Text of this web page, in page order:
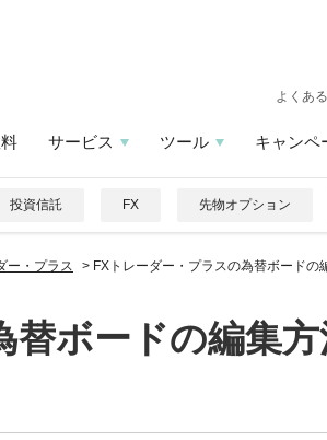
よくあ
サービス ツール キャンペ
投資信託 FX 先物オプション
ー・プラス > FXトレーダー・プラスの為替ボードの
ボードの編集方